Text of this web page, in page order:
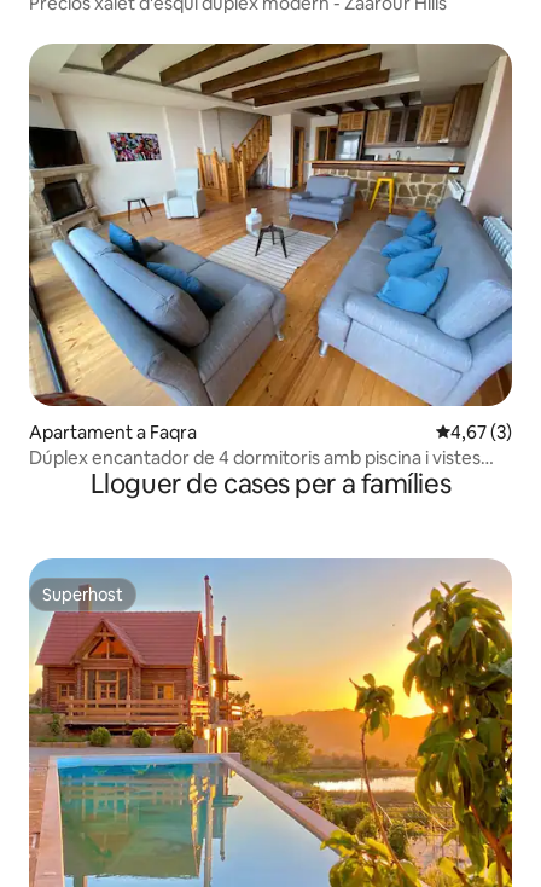
Apartament a Faqra 4,67 de
4,67 (3)
Dúplex encantador de 4 dormitoris amb piscina i vistes
increïblesLloguer de cases per a famílies
Superhost
Superhost